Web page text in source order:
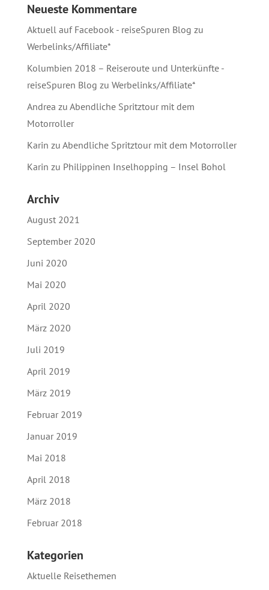
Neueste Kommentare
Aktuell auf Facebook - reiseSpuren Blog zu
Werbelinks/Affiliate*
Kolumbien 2018 – Reiseroute und Unterkünfte -
reiseSpuren Blog zu Werbelinks/Affiliate*
Andrea zu Abendliche Spritztour mit dem
Motorroller
Karin zu Abendliche Spritztour mit dem Motorroller
Karin zu Philippinen Inselhopping – Insel Bohol
Archiv
August 2021
September 2020
Juni 2020
Mai 2020
April 2020
März 2020
Juli 2019
April 2019
März 2019
Februar 2019
Januar 2019
Mai 2018
April 2018
März 2018
Februar 2018
Kategorien
Aktuelle Reisethemen